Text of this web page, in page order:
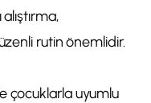
rutin önemlidir.
çocuklarla uyumlu